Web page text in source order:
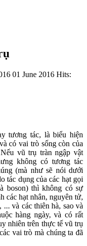
01 June 2016 Hits:
tương tác, là biểu hiện
có vai trò sống còn của
vũ trụ tràn ngập vật
không có tương tác
(mà như sẽ nói dưới
tác dụng của các hạt gọi
boson) thì không có sự
các hạt nhân, nguyên tử,
... và các thiên hà, sao và
hàng ngày, và có rất
nhiên trên thực tế vũ trụ
vai trò mà chúng ta đã